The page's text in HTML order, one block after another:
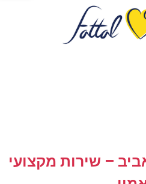
– שירות מקצועי